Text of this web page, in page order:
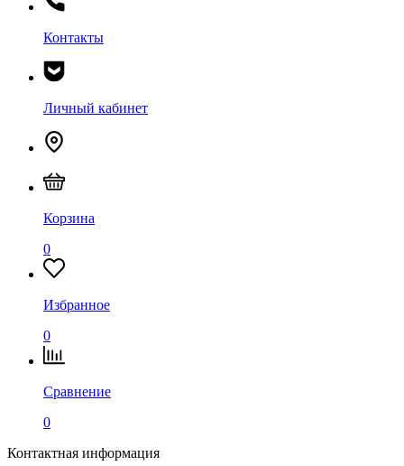
Контакты
Личный кабинет
Корзина
0
Избранное
0
Сравнение
0
Контактная информация